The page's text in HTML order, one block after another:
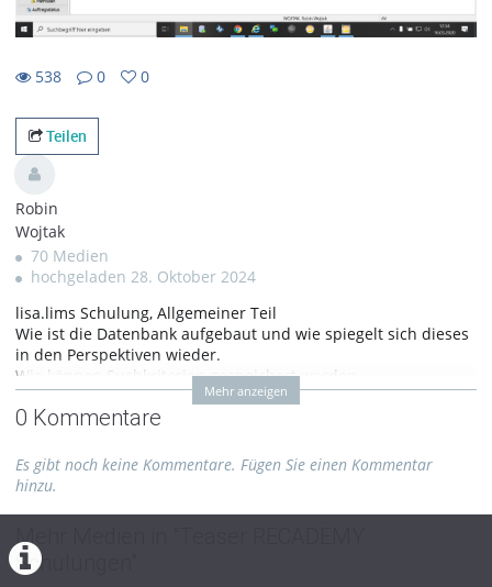
538
0
0
Teilen
Robin
Wojtak
70 Medien
hochgeladen 28. Oktober 2024
lisa.lims Schulung, Allgemeiner Teil
Wie ist die Datenbank aufgebaut und wie spiegelt sich dieses
in den Perspektiven wieder.
Wie können Suchkriterien gespeichert werden.
Wie können Bereiche individuell angepasst und platziert
werden.
allgemeiner teil
Schulungen
Schulungen
Mehr anzeigen
0 Kommentare
Es gibt noch keine Kommentare. Fügen Sie einen Kommentar
hinzu.
Mehr Medien in "Teaser RECADEMY
Schulungen"